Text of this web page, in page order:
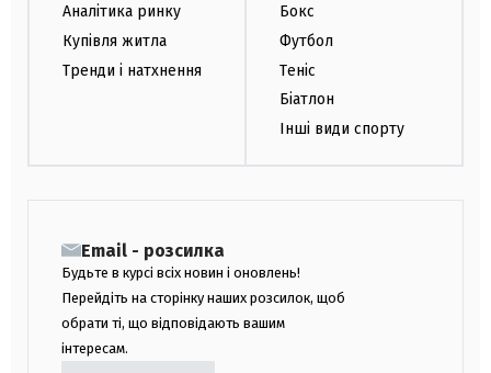
Аналітика ринку
Купівля житла
Тренди і натхнення
Бокс
Футбол
Теніс
Біатлон
Інші види спорту
Email - розсилка
Будьте в курсі всіх новин і оновлень!
Перейдіть на сторінку наших розсилок, щоб
обрати ті, що відповідають вашим
інтересам.